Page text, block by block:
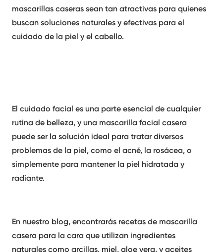
mascarillas caseras sean tan atractivas para quienes
buscan soluciones naturales y efectivas para el
cuidado de la piel y el cabello.
El cuidado facial es una parte esencial de cualquier
rutina de belleza, y una mascarilla facial casera
puede ser la solución ideal para tratar diversos
problemas de la piel, como el acné, la rosácea, o
simplemente para mantener la piel hidratada y
radiante.
En nuestro blog, encontrarás recetas de mascarilla
casera para la cara que utilizan ingredientes
naturales como arcillas, miel, aloe vera, y aceites